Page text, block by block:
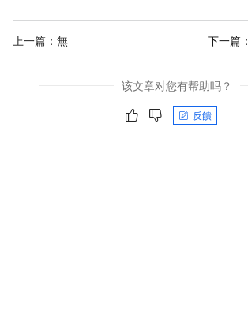
上一篇：無 下一篇：
该文章对您有帮助吗？
反饋